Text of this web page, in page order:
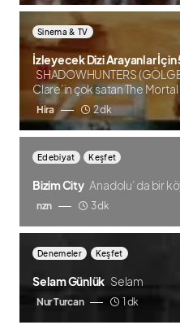
Sinema & TV
İzleyecek Dizi Arayanlar İçin
SHADOWHUNTERS
Clare’in çok satan The Mortal
Hira 2 dk
Edebiyat Keşfet
Bizim City Anadolu’ da bir
nzn 3 dk
Denemeler Keşfet
Selam Günlük Selam
Nur Turcan 1 dk